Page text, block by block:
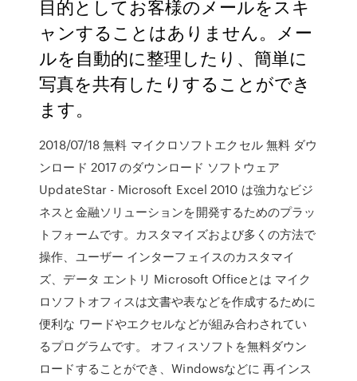
目的としてお客様のメールをスキ
ャンすることはありません。メー
ルを自動的に整理したり、簡単に
写真を共有したりすることができ
ます。
2018/07/18 無料 マイクロソフトエクセル 無料 ダウ
ンロード 2017 のダウンロード ソフトウェア
UpdateStar - Microsoft Excel 2010 は強力なビジ
ネスと金融ソリューションを開発するためのプラッ
トフォームです。カスタマイズおよび多くの方法で
操作、ユーザー インターフェイスのカスタマイ
ズ、データ エントリ Microsoft Officeとは マイク
ロソフトオフィスは文書や表などを作成するために
便利な ワードやエクセルなどが組み合わされてい
るプログラムです。 オフィスソフトを無料ダウン
ロードすることができ、Windowsなどに 再インス